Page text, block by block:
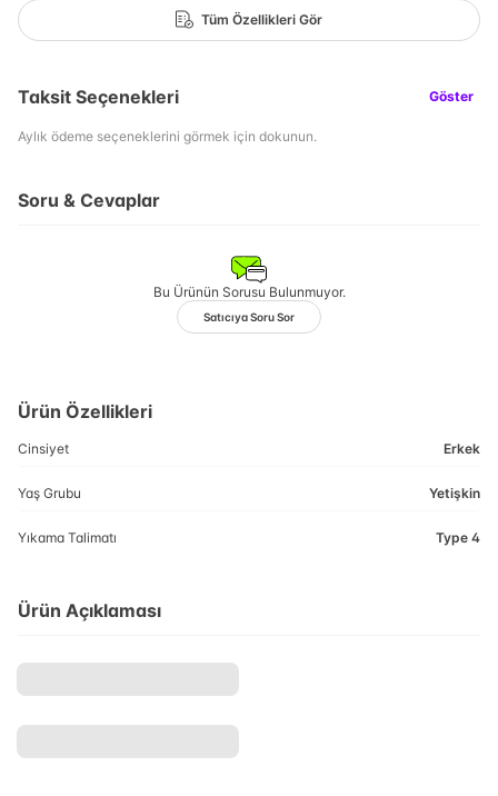
Tüm Özellikleri Gör
Taksit Seçenekleri Göster
Aylık ödeme seçeneklerini görmek için dokunun.
Soru & Cevaplar
Bu Ürünün Sorusu Bulunmuyor.
Satıcıya Soru Sor
Ürün Özellikleri
Cinsiyet Erkek
Yaş Grubu Yetişkin
Yıkama Talimatı Type 4
Ürün Açıklaması